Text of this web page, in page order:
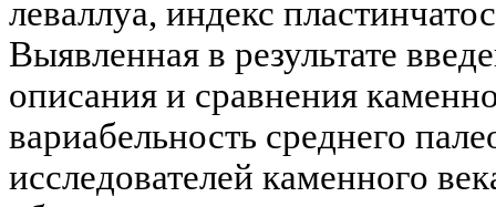
леваллуа, индекс
Выявленная в результате
описания и сравнения
вариабельность среднего
исследователей каменного